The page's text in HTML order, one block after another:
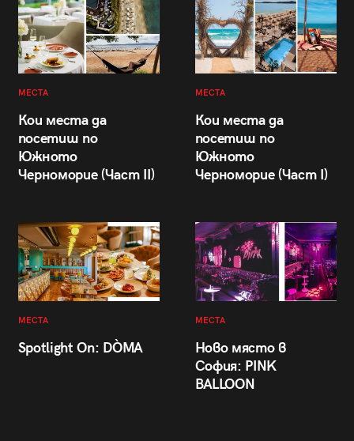
МЕСТА
Кои места да
посетиш по
Южното
Черноморие (Част II)
МЕСТА
Кои места да
посетиш по
Южното
Черноморие (Част I)
МЕСТА
Spotlight On: DÒMA
МЕСТА
Ново място в
София: PINK
BALLOON